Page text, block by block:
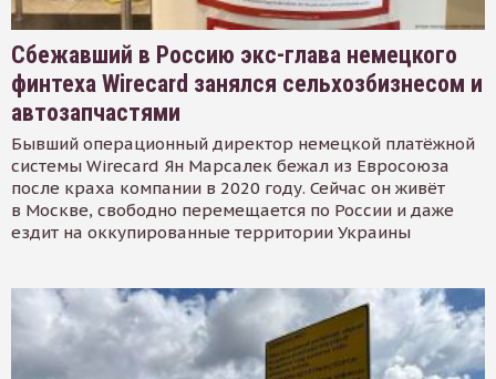
Сбежавший в Россию экс-глава немецкого
финтеха Wirecard занялся сельхозбизнесом и
автозапчастями
Бывший операционный директор немецкой платёжной
системы Wirecard Ян Марсалек бежал из Евросоюза
после краха компании в 2020 году. Сейчас он живёт
в Москве, свободно перемещается по России и даже
ездит на оккупированные территории Украины